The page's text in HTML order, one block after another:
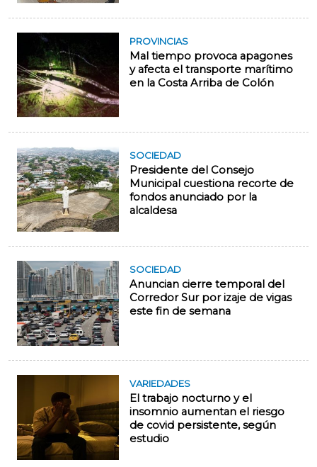
PROVINCIAS
Mal tiempo provoca apagones
y afecta el transporte marítimo
en la Costa Arriba de Colón
SOCIEDAD
Presidente del Consejo
Municipal cuestiona recorte de
fondos anunciado por la
alcaldesa
SOCIEDAD
Anuncian cierre temporal del
Corredor Sur por izaje de vigas
este fin de semana
VARIEDADES
El trabajo nocturno y el
insomnio aumentan el riesgo
de covid persistente, según
estudio